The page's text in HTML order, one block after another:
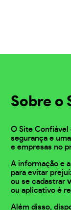
Sobre o
O Site Confiável
segurança e
e empresas no
A informação e
para evitar
ou se cadastrar
ou aplicativo é
Além disso,